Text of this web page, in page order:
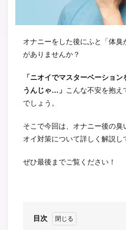
オナニーをした後にふと「体臭
がありませんか？
「ニオイでマスターベーショ
うんじゃ…」 こんな不安を抱え
でしょう。
そこで今回は、オナニー後の臭
オイ対策について詳しく解説し
ぜひ最後までご覧ください！
目次